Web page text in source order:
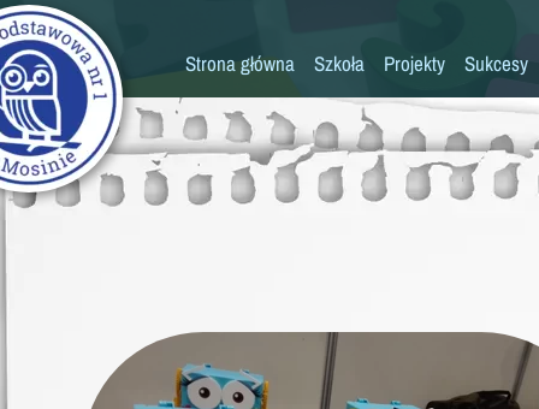
Strona główna Szkoła
Historia szkoły
Kadra pedagogiczna
Psycholog
Rada rodziców
Projekty Sukcesy